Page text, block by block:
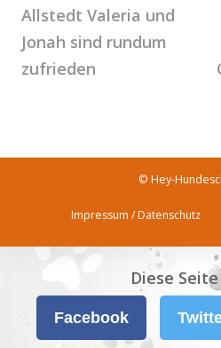
Allstedt Valeria und
Jonah sind rundum
zufrieden
© Hey-
Impressum / Datenschutz
Diese
Facebook